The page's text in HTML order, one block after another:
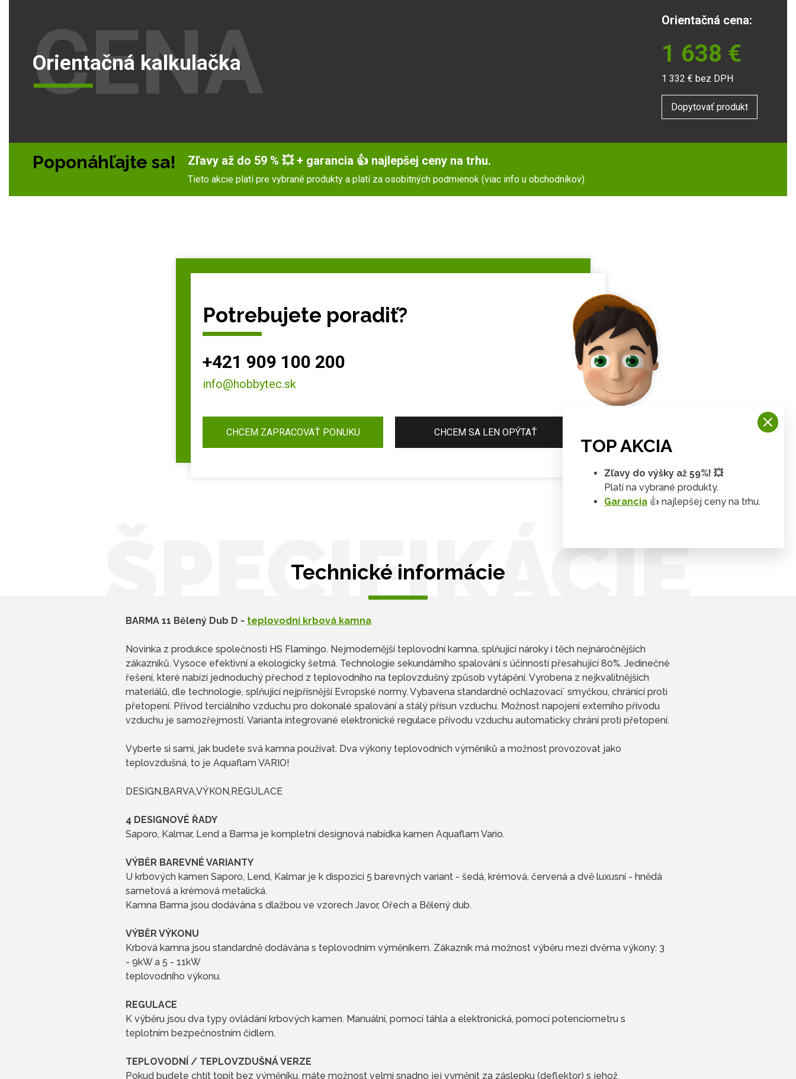
CENA
Orientačná kalkulačka
Orientačná cena:
1 638 €
1 332 € bez DPH
Dopytovať produkt
Poponáhľajte sa! Zľavy až do 59 % 💥 + garancia 👍 najlepšej ceny na trhu.
Tieto akcie platí pre vybrané produkty a platí za osobitných podmienok (viac info u obchodníkov).
Potrebujete poradiť?
+421 909 100 200
info@hobbytec.sk
CHCEM ZAPRACOVAŤ PONUKU CHCEM SA LEN OPÝTAŤ
ŠPECIFIKÁCIE
Technické informácie
BARMA 11 Bělený Dub D - teplovodní krbová kamna
Novinka z produkce společnosti HS Flamingo. Nejmodernější teplovodní kamna, splňující nároky i těch nejnáročnějších
zákazníků. Vysoce efektivní a ekologicky šetrná. Technologie sekundárního spalování s účinností přesahující 80%. Jedinečné
řešení, které nabízí jednoduchý přechod z teplovodního na teplovzdušný způsob vytápění. Vyrobena z nejkvalitnějších
materiálů, dle technologie, splňující nejpřísnější Evropské normy. Vybavena standardně ochlazovaci´ smyčkou, chránící proti
přetopení. Přívod terciálního vzduchu pro dokonalé spalování a stálý přísun vzduchu. Možnost napojení externího přívodu
vzduchu je samozřejmostí. Varianta integrované elektronické regulace přívodu vzduchu automaticky chrání proti přetopení.
Vyberte si sami, jak budete svá kamna používat. Dva výkony teplovodních výměníků a možnost provozovat jako
teplovzdušná, to je Aquaflam VARIO!
DESIGN,BARVA,VÝKON,REGULACE
4 DESIGNOVÉ ŘADY
Saporo, Kalmar, Lend a Barma je kompletní designová nabídka kamen Aquaflam Vario.
VÝBĚR BAREVNÉ VARIANTY
U krbových kamen Saporo, Lend, Kalmar je k dispozici 5 barevných variant - šedá, krémová, červená a dvě luxusní - hnědá
sametová a krémová metalická.
Kamna Barma jsou dodávána s dlažbou ve vzorech Javor, Ořech a Bělený dub.
VÝBĚR VÝKONU
Krbová kamna jsou standardně dodávána s teplovodním výměníkem. Zákazník má možnost výběru mezi dvěma výkony: 3
- 9kW a 5 - 11kW
teplovodního výkonu.
REGULACE
K výběru jsou dva typy ovládání krbových kamen. Manuální, pomocí táhla a elektronická, pomocí potenciometru s
teplotním bezpečnostním čidlem.
TEPLOVODNÍ / TEPLOVZDUŠNÁ VERZE
Pokud budete chtít topit bez výměníku, máte možnost velmi snadno jej vyměnit za záslepku (deflektor) s jehož
TOP AKCIA
Zľavy do výšky až 59%! 💥
Platí na vybrané produkty.
Garancia 👍 najlepšej ceny na trhu.